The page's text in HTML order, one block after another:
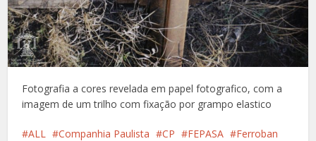
Fotografia a cores revelada em papel fotografico, com a
imagem de um trilho com fixação por grampo elastico
ALL Companhia Paulista CP FEPASA
Ferroban